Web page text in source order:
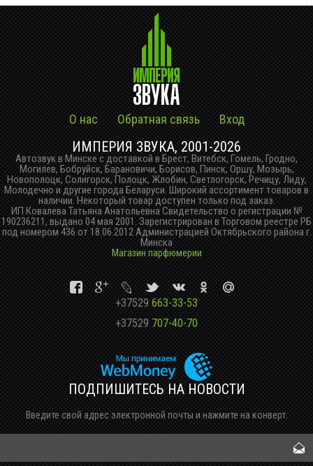
О нас Обратная связь Вход
ИМПЕРИЯ ЗВУКА, 2001-2026
Автозвук в Минске с доставкой в Брест, Витебск, Гомель, Гродно,
Могилев, Бобруйск, Барановичи, Борисов, Пинск, Оршу, Мозырь,
Новополоцк, Солигорск, Полоцк, Жлобин, Светлогорск, Речицу, Лиду,
Молодечно и другие города Беларуси. Широкий ассортимент товаров в
наличии. Некоторый товар доступен только под заказ.
ИП Ковалева Татьяна Анатольевна Свидетельство о регистрации №
190236211, выдано 04 мая 2001. Зарегистрирован в Торговом реестре РБ
под номером 436 от 18.06.2012 Администрацией Октябрьского района г.
Минска
Магазин парфюмерии
+37529 663-33-53
+37529 707-40-70
ПОДПИШИТЕСЬ НА НОВОСТИ
Введите свой адрес электронной почты и нажмите на конверт.